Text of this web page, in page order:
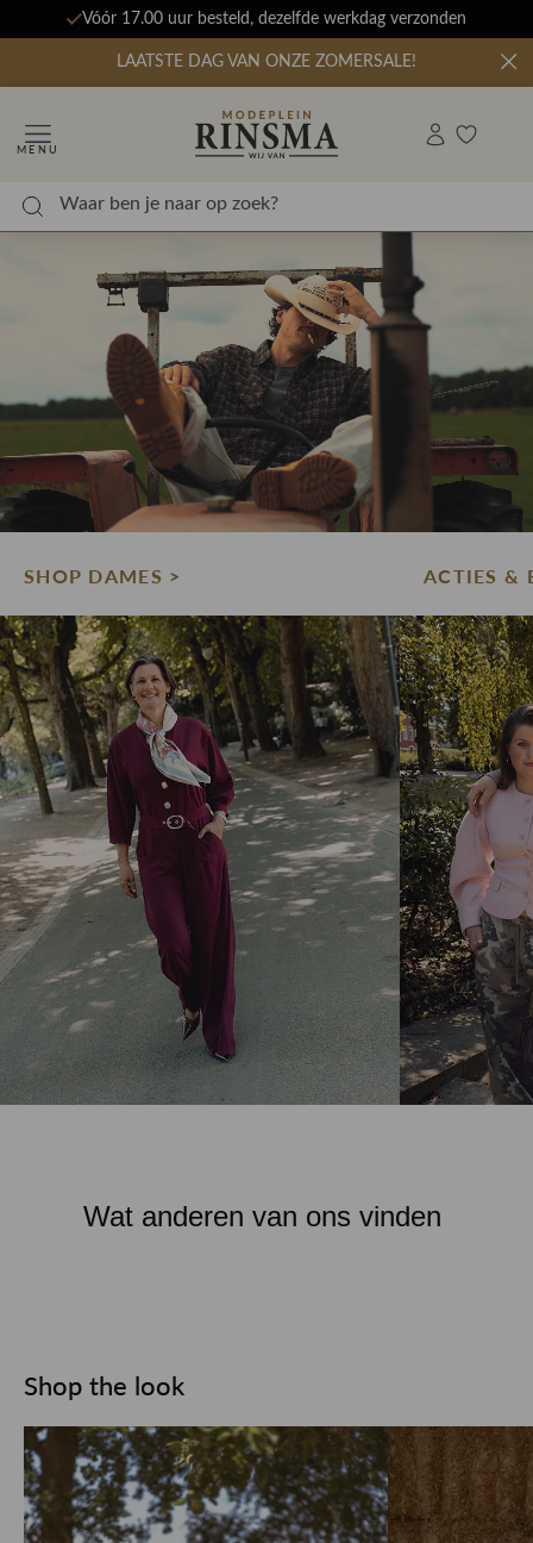
Vóór 17.00 uur besteld, dezelfde werkdag verzonden
LAATSTE DAG VAN ONZE ZOMERSALE!
MENU
SHOP DAMES > ACTIES &
Wat anderen van ons vinden
Shop the look